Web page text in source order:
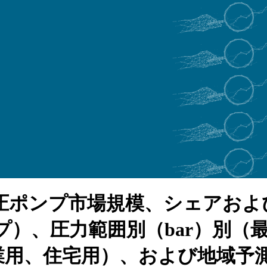
ポンプ市場規模、シェアお
、圧力範囲別（bar）別（
、住宅用）、および地域予